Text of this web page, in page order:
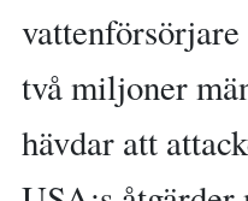
två miljoner
hävdar att